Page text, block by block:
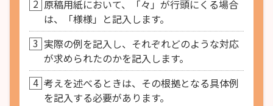
2 原稿用紙において、「々」が行頭にくる場合
は、「様様」と記入します。
3 実際の例を記入し、それぞれどのような対応
が求められたのかを記入します。
4 考えを述べるときは、その根拠となる具体例
を記入する必要があります。